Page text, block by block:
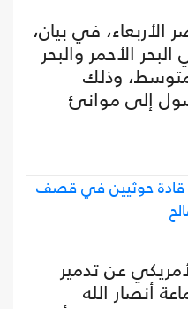
الأربعاء، في بيان،
الأحمر والبحر
وذلك
إلى موانئ
مقتل قادة حوثيين في قصف
عن تدمير
أنصار الله